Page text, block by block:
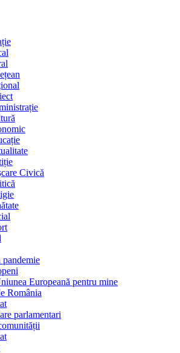
Civică
Europeană pentru mine
România
parlamentari